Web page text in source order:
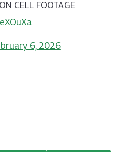
CELL FOOTAGE
6, 2026